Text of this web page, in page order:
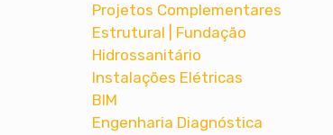
Projetos Complementares
Estrutural | Fundação
Hidrossanitário
Instalações Elétricas
BIM
Engenharia Diagnóstica